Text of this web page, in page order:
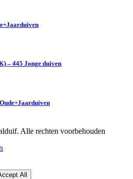
– 445 Jonge duiven
Alle rechten voorbehouden
All